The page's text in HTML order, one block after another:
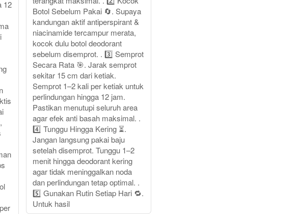
12
Botol Sebelum Pakai 🔄. Supaya
kandungan aktif antiperspirant &
niacinamide tercampur merata,
kocok dulu botol deodorant
sebelum disemprot. . 3️⃣ Semprot
Secara Rata 🎯. Jarak semprot
sekitar 15 cm dari ketiak.
Semprot 1–2 kali per ketiak untuk
perlindungan hingga 12 jam.
Pastikan menutupi seluruh area
agar efek anti basah maksimal. .
4️⃣ Tunggu Hingga Kering ⏳.
Jangan langsung pakai baju
setelah disemprot. Tunggu 1–2
menit hingga deodorant kering
agar tidak meninggalkan noda
dan perlindungan tetap optimal. .
5️⃣ Gunakan Rutin Setiap Hari 🔁.
Untuk hasil